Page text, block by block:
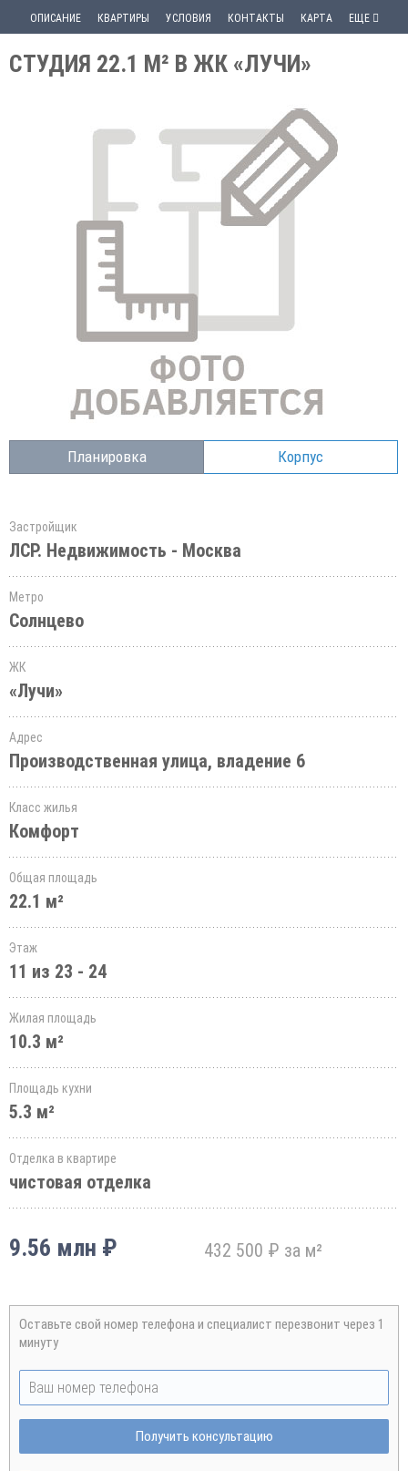
ОПИСАНИЕ КВАРТИРЫ УСЛОВИЯ КОНТАКТЫ КАРТА ЕЩЕ
СТУДИЯ 22.1 М² В ЖК «ЛУЧИ»
Планировка Корпус
Застройщик
ЛСР. Недвижимость - Москва
Метро
Солнцево
ЖК
«Лучи»
Адрес
Производственная улица, владение 6
Класс жилья
Комфорт
Общая площадь
22.1 м²
Этаж
11 из 23 - 24
Жилая площадь
10.3 м²
Площадь кухни
5.3 м²
Отделка в квартире
чистовая отделка
9.56 млн ₽ 432 500 ₽ за м²
Оставьте свой номер телефона и специалист перезвонит через 1
минуту
Получить консультацию